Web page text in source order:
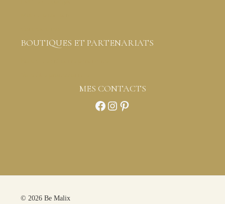
BOUTIQUES ET PARTENARIATS
MES CONTACTS
Facebook
Instagram
Pinterest
© 2026 Be Malix